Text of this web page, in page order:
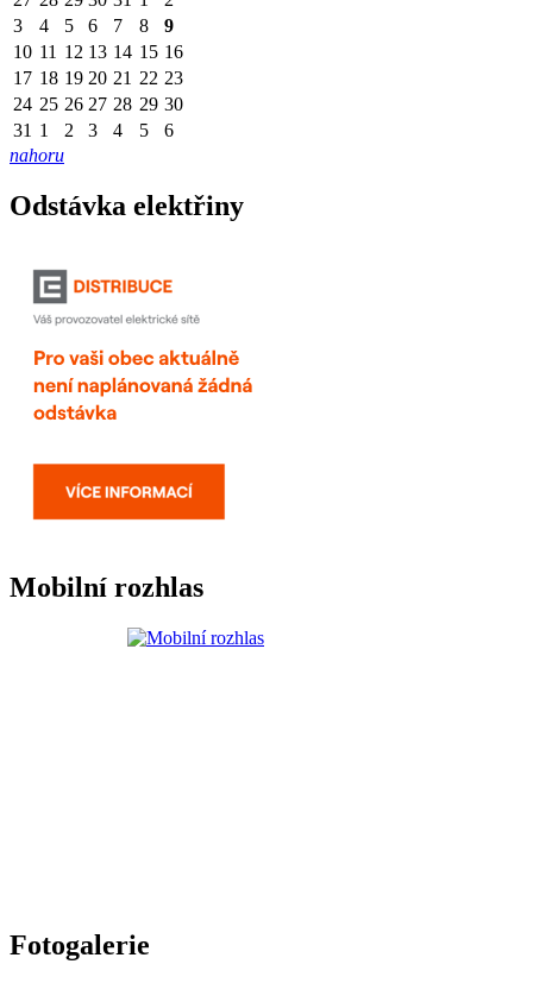
3
4 5 6 7 8
9
10 11 12 13 14 15 16
17 18 19 20 21 22 23
24 25 26 27 28 29 30
31 1 2 3 4 5
6
nahoru
Odstávka elektřiny
Mobilní rozhlas
Fotogalerie